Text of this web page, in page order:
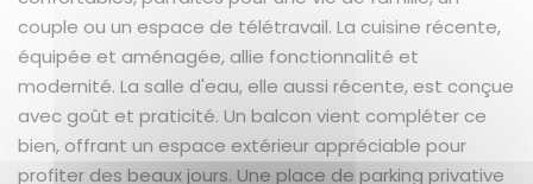
couple ou un espace de télétravail. La cuisine récente,
équipée et aménagée, allie fonctionnalité et
modernité. La salle d'eau, elle aussi récente, est conçue
avec goût et praticité. Un balcon vient compléter ce
bien, offrant un espace extérieur appréciable pour
profiter des beaux jours. Une place de parking privative